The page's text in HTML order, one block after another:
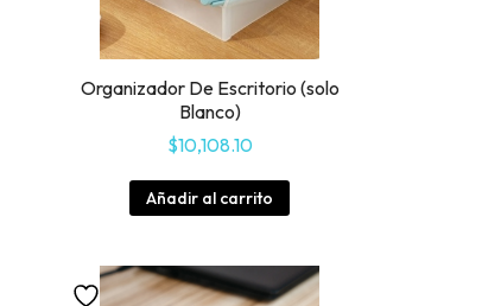
Organizador De Escritorio (solo
Blanco)
$10,108.10
Añadir al carrito